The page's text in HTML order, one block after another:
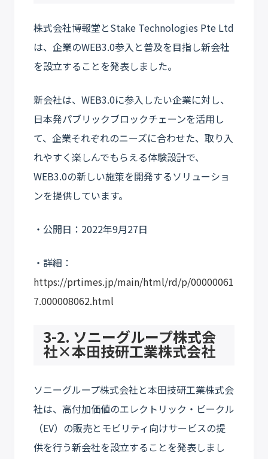
株式会社博報堂とStake Technologies Pte Ltd
は、企業のWEB3.0参入と普及を目指し新会社
を設立することを発表しました。
新会社は、WEB3.0に参入したい企業に対し、
日本発パブリックブロックチェーンを活用し
て、企業それぞれのニーズに合わせた、取り入
れやすく楽しんでもらえる体験設計で、
WEB3.0の新しい施策を開発するソリューショ
ンを提供しています。
・公開日：2022年9月27日
・詳細：
https://prtimes.jp/main/html/rd/p/00000061
7.000008062.html
3-2. ソニーグループ株式会
社×本田技研工業株式会社
ソニーグループ株式会社と本田技研工業株式会
社は、高付加価値のエレクトリック・ビークル
（EV）の販売とモビリティ向けサービスの提
供を行う新会社を設立することを発表しまし